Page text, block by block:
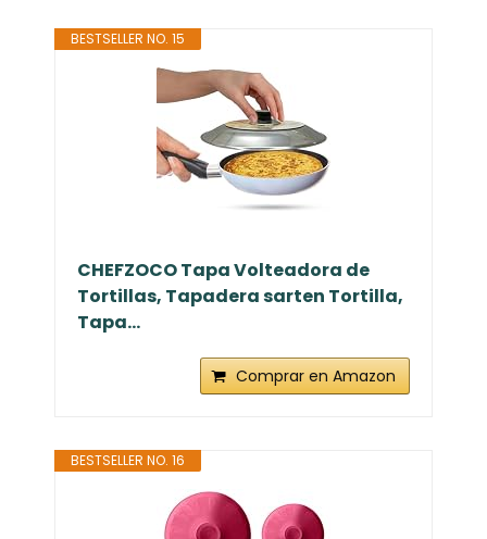
BESTSELLER NO. 15
CHEFZOCO Tapa Volteadora de
Tortillas, Tapadera sarten Tortilla,
Tapa...
Comprar en Amazon
BESTSELLER NO. 16